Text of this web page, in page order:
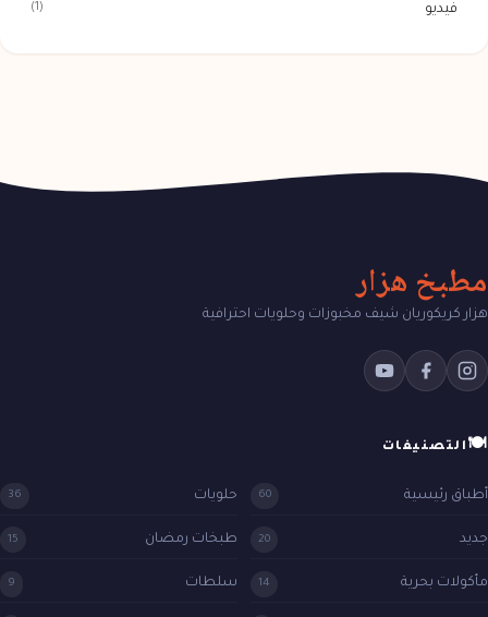
فيديو (1)
مطبخ هزار
هزار كريكوريان شيف مخبوزات وحلويات احترافية
🍽 التصنيفات
أطباق رئيسية 60 حلويات 36
جديد 20 طبخات رمضان 15
مأكولات بحرية 14 سلطات 9